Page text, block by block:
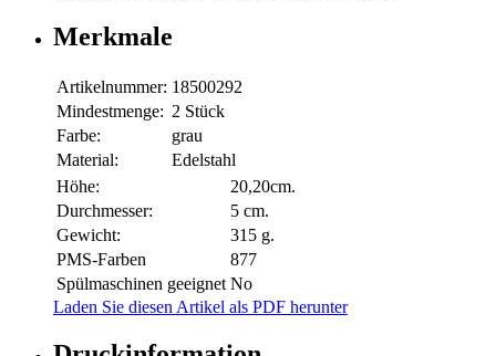
Merkmale
Artikelnummer: 18500292
Mindestmenge: 2 Stück
Farbe:
grau
Material:
Edelstahl
Höhe:
20,20cm.
Durchmesser:
5 cm.
Gewicht:
315 g.
PMS-Farben
877
Spülmaschinen geeignet No
Laden Sie diesen Artikel als PDF herunter